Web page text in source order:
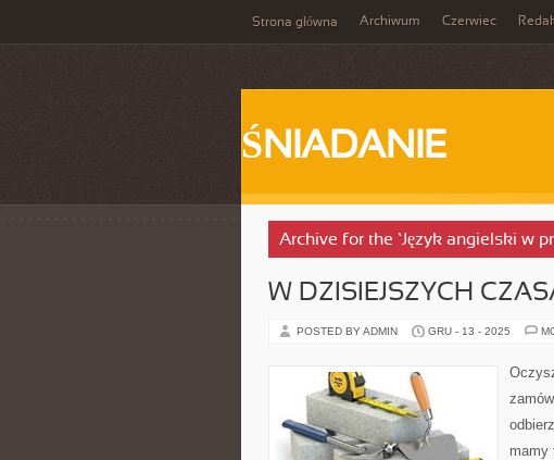
Strona główna Archiwum Czerwiec
ŚNIADANIE
Archive for the ‘Język angielski w
W DZISIEJSZYCH
POSTED BY ADMIN GRU - 13 - 2025
mamy